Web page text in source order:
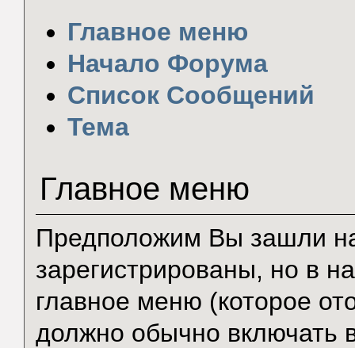
Главное меню
Начало Форума
Список Сообщений
Тема
Главное меню
Предположим Вы зашли
зарегистрированы, но в
главное меню (которое
должно обычно включать